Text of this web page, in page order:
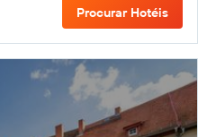
Procurar Hotéis